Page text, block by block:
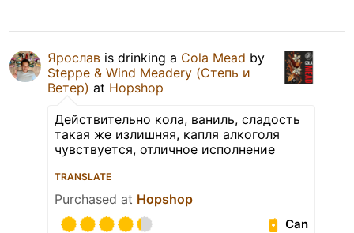
Ярослав is drinking a Cola Mead by
Steppe & Wind Meadery (Степь и
Ветер) at Hopshop
Действительно кола, ваниль, сладость
такая же излишняя, капля алкоголя
чувствуется, отличное исполнение
TRANSLATE
Purchased at Hopshop
Can